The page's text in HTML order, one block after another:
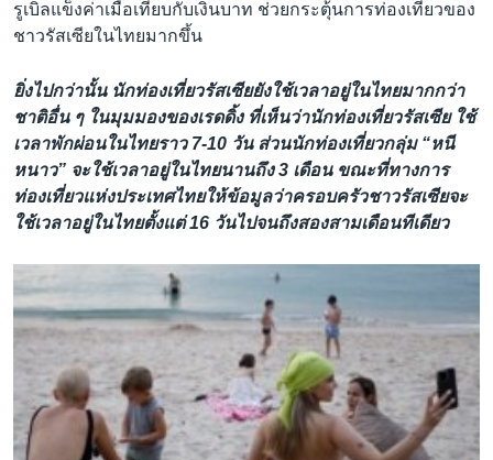
รูเบิลแข็งค่าเมื่อเทียบกับเงินบาท ช่วยกระตุ้นการท่องเที่ยวของ
ชาวรัสเซียในไทยมากขึ้น
ยิ่งไปกว่านั้น นักท่องเที่ยวรัสเซียยังใช้เวลาอยู่ในไทยมากกว่า
ชาติอื่น ๆ ในมุมมองของเรดดิ้ง ที่เห็นว่านักท่องเที่ยวรัสเซีย ใช้
เวลาพักผ่อนในไทยราว 7-10 วัน ส่วนนักท่องเที่ยวกลุ่ม “หนี
หนาว” จะใช้เวลาอยู่ในไทยนานถึง 3 เดือน ขณะที่ทางการ
ท่องเที่ยวแห่งประเทศไทยให้ข้อมูลว่าครอบครัวชาวรัสเซียจะ
ใช้เวลาอยู่ในไทยตั้งแต่ 16 วันไปจนถึงสองสามเดือนทีเดียว